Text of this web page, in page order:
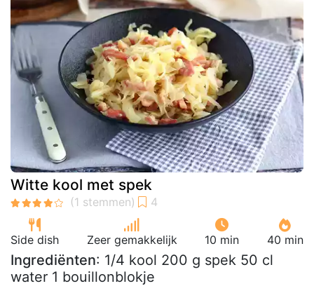
Witte kool met spek
Side dish Zeer gemakkelijk 10 min 40 min
Ingrediënten: 1/4 kool 200 g spek 50 cl
water 1 bouillonblokje